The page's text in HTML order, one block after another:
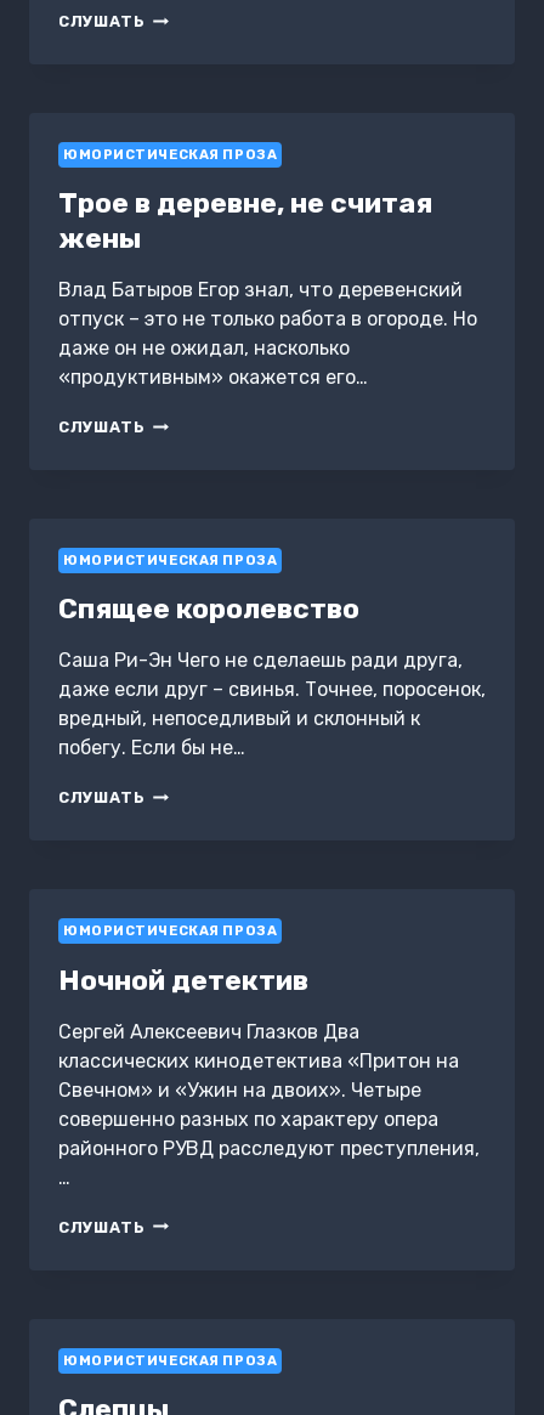
СЛУШАТЬ БРИТВА
ЮМОРИСТИЧЕСКАЯ ПРОЗА
Трое в деревне, не считая
жены
Влад Батыров Егор знал, что деревенский
отпуск – это не только работа в огороде. Но
даже он не ожидал, насколько
«продуктивным» окажется его…
СЛУШАТЬ ТРОЕ
ЮМОРИСТИЧЕСКАЯ ПРОЗА
Спящее королевство
Саша Ри-Эн Чего не сделаешь ради друга,
даже если друг – свинья. Точнее, поросенок,
вредный, непоседливый и склонный к
побегу. Если бы не…
СЛУШАТЬ СПЯЩЕЕ
ЮМОРИСТИЧЕСКАЯ ПРОЗА
Ночной детектив
Сергей Алексеевич Глазков Два
классических кинодетектива «Притон на
Свечном» и «Ужин на двоих». Четыре
совершенно разных по характеру опера
районного РУВД расследуют преступления,
…
СЛУШАТЬ НОЧНОЙ
ЮМОРИСТИЧЕСКАЯ ПРОЗА